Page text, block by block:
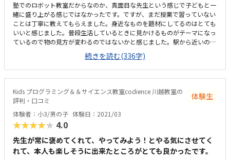
塾でのロボット教室だからなのか、真面目な先生という感じで子どもと一
緒に盛り上がる感じではなかったです。ですが、まだ授業で習っていない
ことは丁寧に教えてもらえました。身近なものを題材にしてるのはとても
いいと感じました。普段生活しているときに見かけるものがテーマになっ
ているので物の見方が変わるのではないかと感じました。駅から近いので
よかった。駐輪場、駐車場はないので自転車等では通えないかもしれない
です。狭すぎず、広すぎず、いい広さだと思います。机の広さはひとりひ
とり十分にあります。他のロボット教室に比べればとても良心的だと思い
ます。ロボット代は毎年かかります。課題があるので、ロボットを作った
ら終わりというだけではなく、試行錯誤しながら問題解決していくのはよ
かったです。
続きを読む(336字)
Kids プログラミング＆＆サイエンス教室codience 川越教室の
評判・口コミ
体験生
体験者：小3/男の子 体験日：2021/03
★★★★★ 4.0
先生が常に褒めてくれて、やってみよう！とやる気にさせてく
れて、本人も楽しそうに出来たところがとても良かったです。